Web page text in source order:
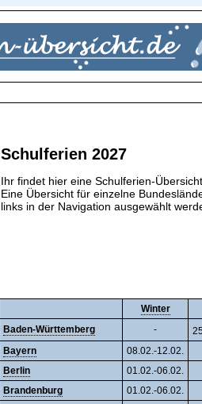
Schulferien 2027
Ihr findet hier eine Schulferien-
Eine Übersicht für einzelne
links in der Navigation ausgewählt
Winter
Baden-Württemberg
-
Bayern
08.02.-12.02.
Berlin
01.02.-06.02.
Brandenburg
01.02.-06.02.